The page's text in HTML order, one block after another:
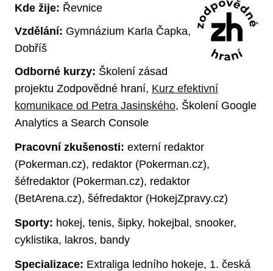
Kde žije: Řevnice
Vzdělání: Gymnázium Karla Čapka,
Dobříš
Odborné kurzy: Školení zásad
projektu Zodpovědné hraní, Kurz efektivní
komunikace od Petra Jasinského, Školení Google
Analytics a Search Console
Pracovní zkušenosti: externí redaktor
(Pokerman.cz), redaktor (Pokerman.cz),
šéfredaktor (Pokerman.cz), redaktor
(BetArena.cz), šéfredaktor (HokejZpravy.cz)
Sporty: hokej, tenis, šipky, hokejbal, snooker,
cyklistika, lakros, bandy
Specializace: Extraliga ledního hokeje, 1. česká